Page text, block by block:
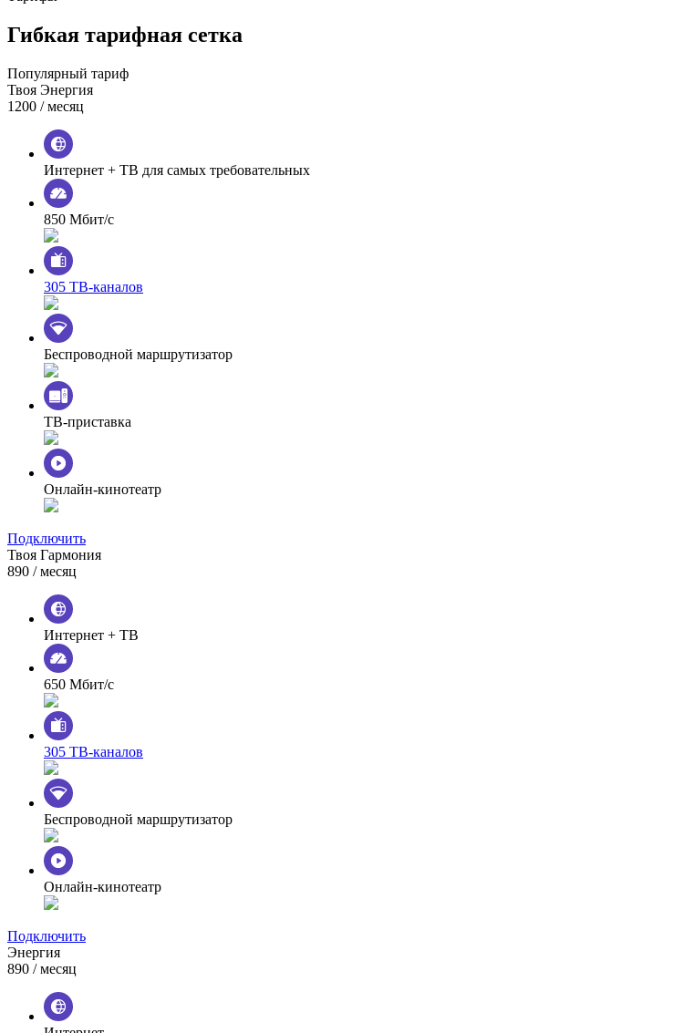
Гибкая тарифная сетка
Популярный тариф
Твоя Энергия
1200 / месяц
Интернет + ТВ для самых требовательных
850 Мбит/с
305 ТВ-каналов
Беспроводной маршрутизатор
ТВ-приставка
Онлайн-кинотеатр
Подключить
Твоя Гармония
890 / месяц
Интернет + ТВ
650 Мбит/с
305 ТВ-каналов
Беспроводной маршрутизатор
Онлайн-кинотеатр
Подключить
Энергия
890 / месяц